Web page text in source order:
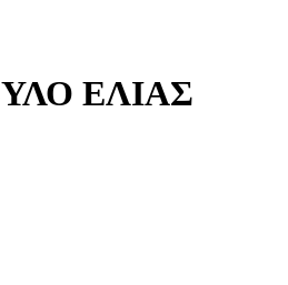
ΕΛΙΑΣ